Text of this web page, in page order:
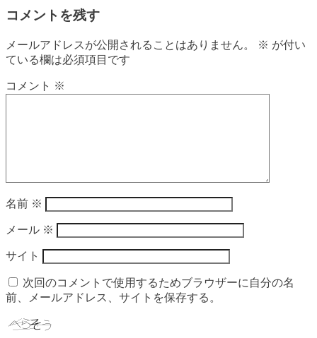
コメントを残す
メールアドレスが公開されることはありません。 ※ が付い
ている欄は必須項目です
コメント ※
名前 ※
メール ※
サイト
次回のコメントで使用するためブラウザーに自分の名
前、メールアドレス、サイトを保存する。